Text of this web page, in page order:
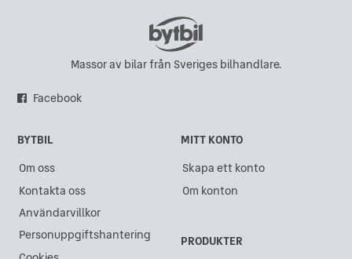
Massor av bilar från Sveriges bilhandlare.
Facebook
BYTBIL
Om oss
Kontakta oss
Användarvillkor
Personuppgiftshantering
MITT KONTO
Skapa ett konto
Om konton
PRODUKTER